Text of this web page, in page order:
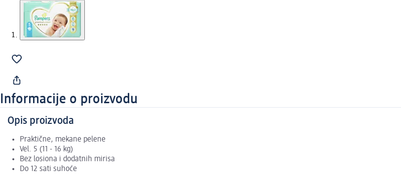
Informacije o proizvodu
Opis proizvoda
Praktične, mekane pelene
Vel. 5 (11 - 16 kg)
Bez losiona i dodatnih mirisa
Do 12 sati suhoće